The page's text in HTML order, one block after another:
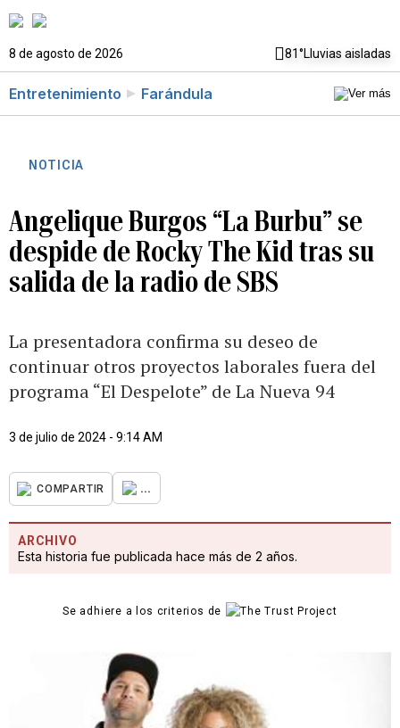
8 de agosto de 2026 81°Lluvias aisladas
Entretenimiento Farándula
NOTICIA
Angelique Burgos “La Burbu” se
despide de Rocky The Kid tras su
salida de la radio de SBS
La presentadora confirma su deseo de
continuar otros proyectos laborales fuera del
programa “El Despelote” de La Nueva 94
3 de julio de 2024 - 9:14 AM
COMPARTIR ...
ARCHIVO
Esta historia fue publicada hace más de 2 años.
Se adhiere a los criterios de